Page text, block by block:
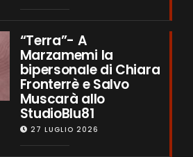
“Terra”- A
Marzamemi la
bipersonale di Chiara
Fronterrè e Salvo
Muscarà allo
StudioBlu81
27 LUGLIO 2026